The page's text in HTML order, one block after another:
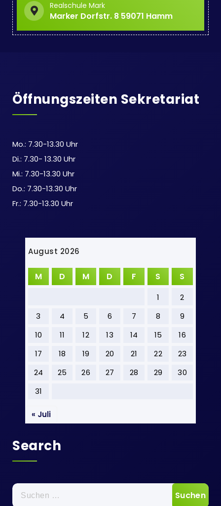
Realschule Mark
Marker Dorfstr. 8 59071 Hamm
Öffnungszeiten Sekretariat
Mo.: 7.30-13.30 Uhr
Di.: 7.30- 13.30 Uhr
Mi.: 7.30-13.30 Uhr
Do.: 7.30-13.30 Uhr
Fr.: 7.30-13.30 Uhr
August 2026
M D M D F S S
1
2
3
4 5 6 7 8
9
10
11 12 13 14 15
16
17
18 19 20 21 22
23
24
25 26 27 28 29
30
31
« Juli
Search
Suchen
nach: